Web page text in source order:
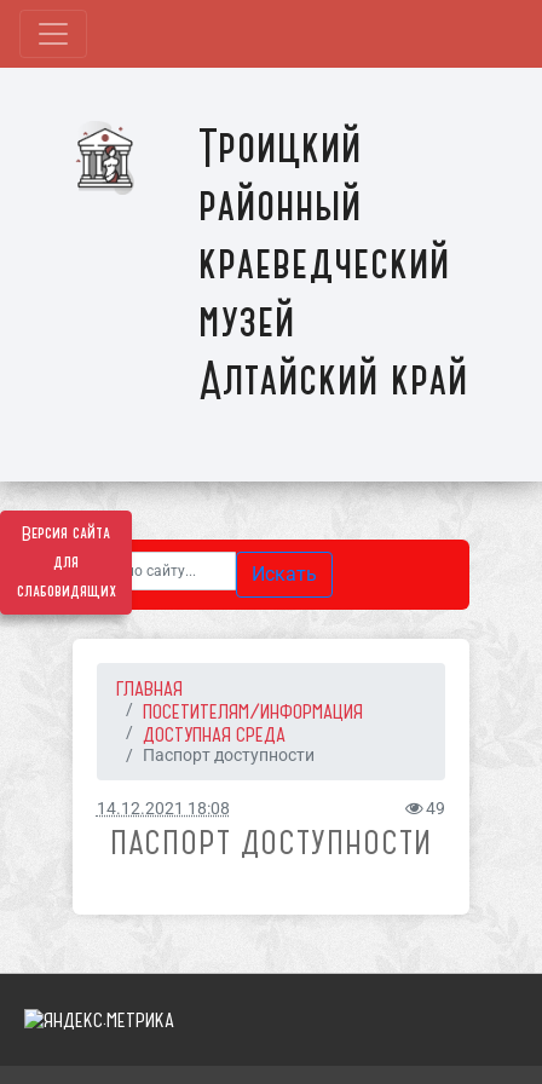
Версия сайта
для
слабовидящих
Троицкий
районный
краеведческий
музей
Алтайский край
Искать
ГЛАВНАЯ
ПОСЕТИТЕЛЯМ/ИНФОРМАЦИЯ
ДОСТУПНАЯ СРЕДА
Паспорт доступности
14.12.2021 18:08 49
ПАСПОРТ ДОСТУПНОСТИ